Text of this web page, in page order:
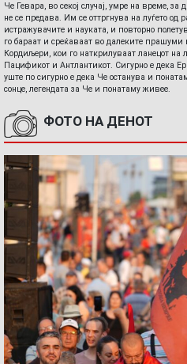
Че Гевара, во секој случај, умре на време,
не се предава. Им се оттргнува на луѓето од
истражувачите и науката, и повторно
го бараат и среќаваат во далеките прашуми
Кордиљери, кои го наткрилуваат ланецот на
Пацификот и Антлантикот. Сигурно е дека
уште по сигурно е дека Че останува и
сонце, легендата за Че и понатаму живее.
ФОТО НА ДЕНОТ